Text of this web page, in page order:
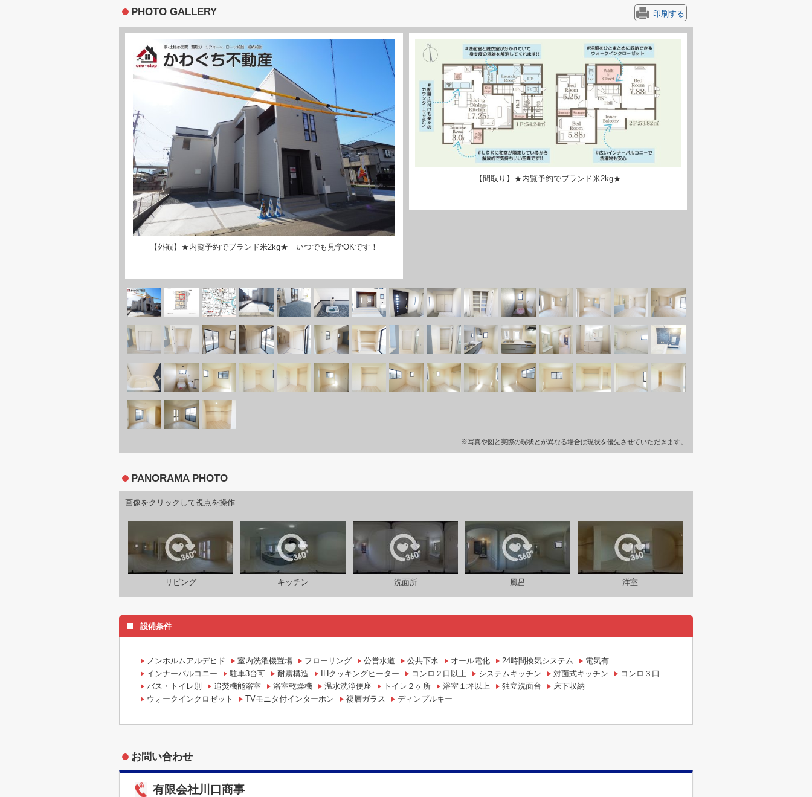
PHOTO GALLERY 印刷する
【外観】★内覧予約でブランド米2kg★ いつでも見学OKです！
【間取り】★内覧予約でブランド米2kg★
※写真や図と実際の現状とが異なる場合は現状を優先させていただきます。
PANORAMA PHOTO
画像をクリックして視点を操作
リビング キッチン 洗面所 風呂 洋室
設備条件
ノンホルムアルデヒド 室内洗濯機置場 フローリング 公営水道 公共下水 オール電化 24時間換気システム
電気有
インナーバルコニー
駐車3台可 耐震構造 IHクッキングヒーター コンロ２口以上 システムキッチン 対面式キッチン
コンロ３口
バス・トイレ別
追焚機能浴室 浴室乾燥機 温水洗浄便座 トイレ２ヶ所 浴室１坪以上 独立洗面台
床下収納
ウォークインクロゼット
TVモニタ付インターホン 複層ガラス ディンプルキー
お問い合わせ
有限会社川口商事